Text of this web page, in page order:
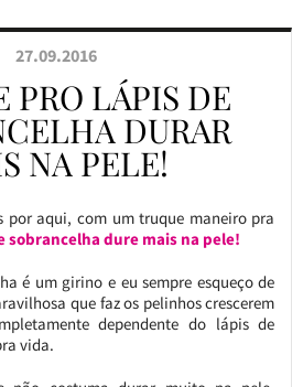
27.09.2016
PRO LÁPIS DE
DURAR
NA PELE!
por aqui, com um truque maneiro pra
sobrancelha dure mais na pele!
é um girino e eu sempre esqueço de
que faz os pelinhos crescerem
dependente do lápis de
vida.